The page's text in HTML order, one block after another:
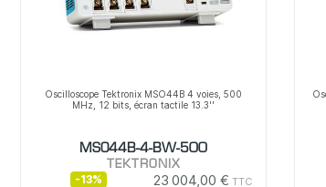
Oscilloscope Tektronix MSO44B 4 voies, 500
MHz, 12 bits, écran tactile 13.3''
MSO44B-4-BW-500
TEKTRONIX
23 004,00 €
-13%